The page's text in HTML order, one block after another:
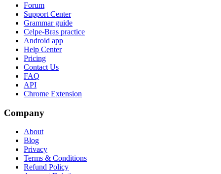
Forum
Support Center
Grammar guide
Celpe-Bras practice
Android app
Help Center
Pricing
Contact Us
FAQ
API
Chrome Extension
Company
About
Blog
Privacy
Terms & Conditions
Refund Policy